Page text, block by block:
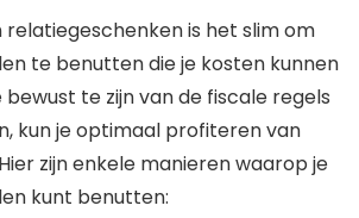
relatiegeschenken is het slim om
te benutten die je kosten kunnen
te zijn van de fiscale regels
kun je optimaal profiteren van
zijn enkele manieren waarop je
kunt benutten: